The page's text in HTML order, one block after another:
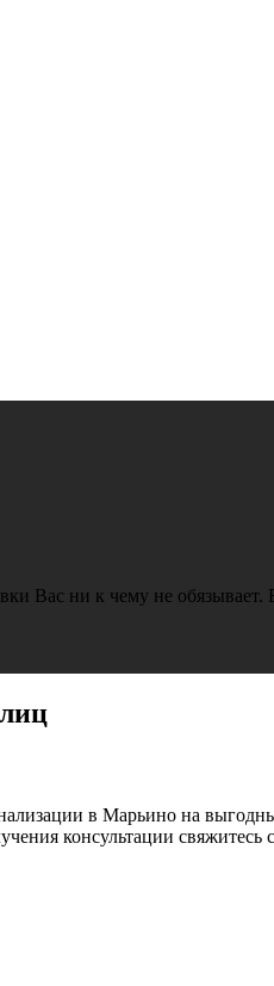
Вас ни к чему не
в Марьино на
консультации